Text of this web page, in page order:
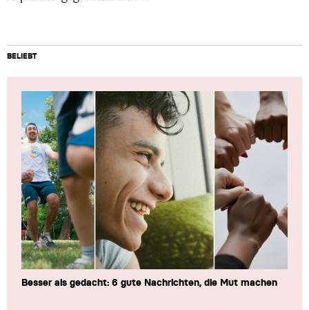
BELIEBT
Besser als gedacht: 6 gute Nachrichten, die Mut machen